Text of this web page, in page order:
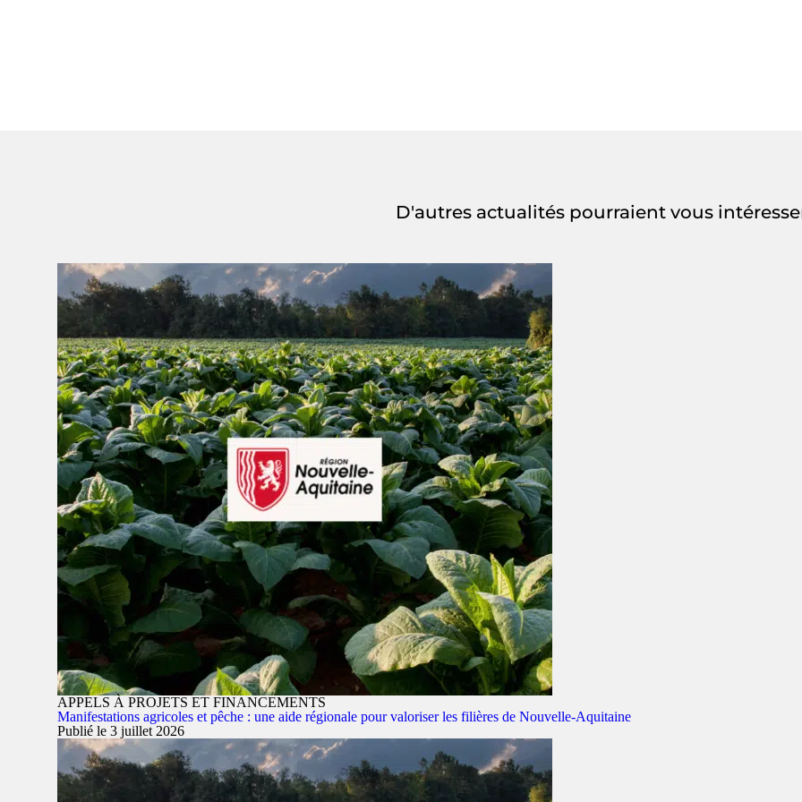
D'autres actualités pourraient vous
APPELS À PROJETS ET FINANCEMENTS
Manifestations agricoles et pêche : une aide régionale pour valoriser les filières de Nouvelle-Aquitaine
Publié le 3 juillet 2026